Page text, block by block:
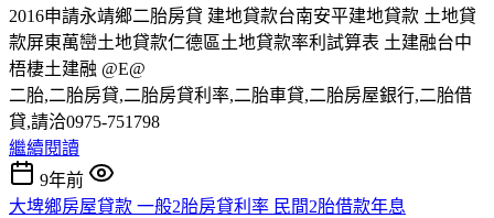
2016申請永靖鄉二胎房貸 建地貸款台南安平建地貸款 土地貸
款屏東萬巒土地貸款仁德區土地貸款率利試算表 土建融台中
梧棲土建融 @E@
二胎,二胎房貸,二胎房貸利率,二胎車貸,二胎房屋銀行,二胎借
貸,請洽0975-751798
繼續閱讀
9年前
大埤鄉房屋貸款 一般2胎房貸利率 民間2胎借款年息